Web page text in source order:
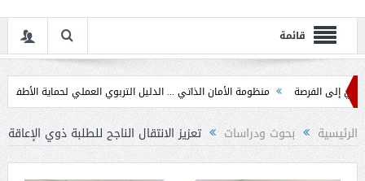
قائمة
منظومة الأمان الذاتي ... الدليل التربوي العملي لحماية الأطفال في مرحلة
الرئيسية بحوث ودراسات تعزيز الانتقال الناجح للطلبة ذوي الإعاقة